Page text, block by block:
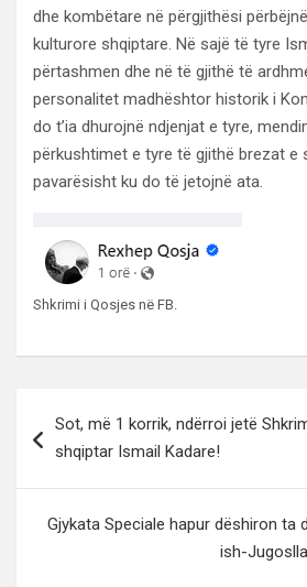
dhe kombëtare në përgjithësi
kulturore shqiptare. Në sajë të tyre
përtashmen dhe në të gjithë të
personalitet madhështor historik i
do t’ia dhurojnë ndjenjat e tyre,
përkushtimet e tyre të gjithë brezat e
pavarësisht ku do të jetojnë ata.
Shkrimi i Qosjes në FB.
te
Sot, më 1 korrik, ndërroi jetë
shqiptar Ismail Kadare!
Gjykata Speciale hapur dëshiron ta
ish-